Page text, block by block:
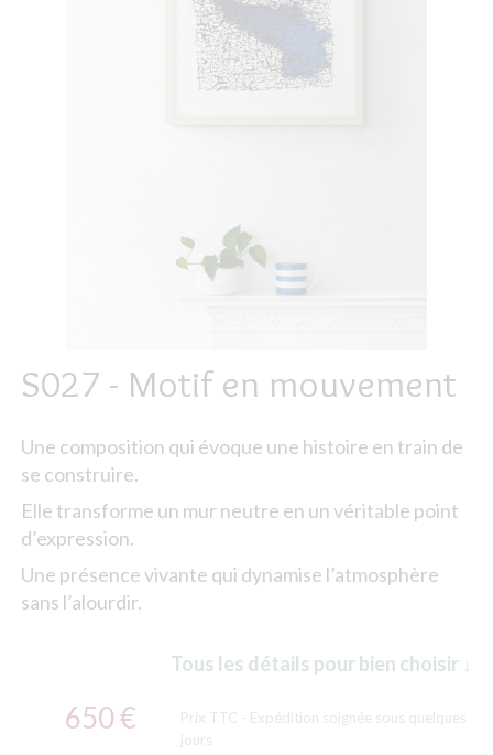
S027 - Motif en mouvement
Une composition qui évoque une histoire en train de
se construire.
Elle transforme un mur neutre en un véritable point
d’expression.
Une présence vivante qui dynamise l’atmosphère
sans l’alourdir.
Tous les détails pour bien choisir ↓
650 € Prix TTC
- Expédition soignée sous quelques
jours